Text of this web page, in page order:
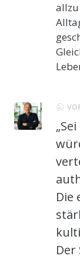
allzu
Die
Der